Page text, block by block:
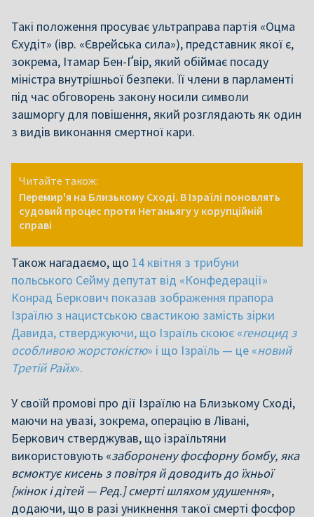
Такі положення просуває ультраправа партія «Оцма
Єхудіт» (івр. «Єврейська сила»), представник якої є,
зокрема, Ітамар Бен-Ґвір, який обіймає посаду
міністра внутрішньої безпеки. Її члени в парламенті
під час обговорень закону носили символи
зашморгу для повішення, який розглядають як один
з видів виконання смертної кари.
Читайте також:
Перемир'я на Близькому Сході. В Ізраїлі поновлять
судовий процес проти Нетаньягу у корупційній
справі
Також нагадаємо, що 14 квітня з трибуни
польського Сейму депутат від «Конфедерації»
Конрад Беркович показав зображення прапора
Ізраїлю з нацистською свастикою замість зірки
Давида, стверджуючи, що Ізраїль скоює «геноцид з
особливою жорстокістю» і що Ізраїль — це «новий
Третій Райх».
У своїй промові про дії Ізраїлю на Близькому Сході,
маючи на увазі, зокрема, операцію в Лівані,
Беркович стверджував, що ізраїльтяни
використовують «заборонену фосфорну бомбу, яка
всмоктує кисень з повітря й доводить до їхньої
[жінок і дітей — Ред.] смерті шляхом удушення»,
додаючи, що в разі уникнення такої смерті фосфор